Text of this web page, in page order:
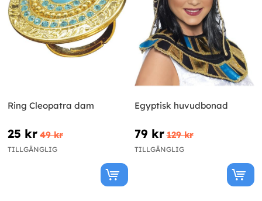
Ring Cleopatra dam
25 kr 49 kr
TILLGÄNGLIG
Egyptisk huvudbonad
79 kr 129 kr
TILLGÄNGLIG